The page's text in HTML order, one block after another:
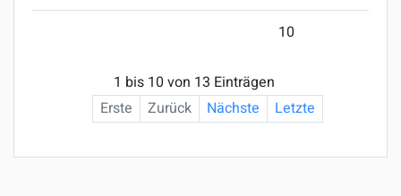
10
1 bis 10 von 13 Einträgen
Erste
Zurück Nächste Letzte